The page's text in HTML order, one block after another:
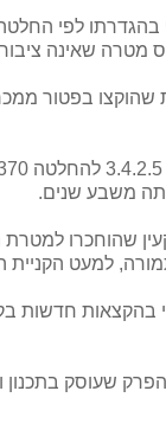
מטרה שאינה
שהוקצו בפטור
משבע שנים.
שהוחכרו
למעט הקניית
בהקצאות חדשות
שעוסק בתכנון